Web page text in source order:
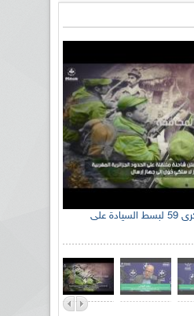
الإذاعة الجزائرية تحي الذكرى 59 لبسط السيادة على